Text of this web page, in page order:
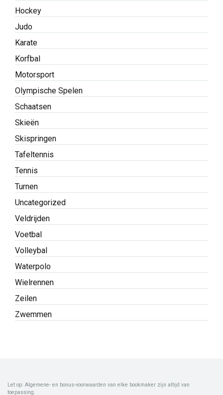
Hockey
Judo
Karate
Korfbal
Motorsport
Olympische Spelen
Schaatsen
Skieën
Skispringen
Tafeltennis
Tennis
Turnen
Uncategorized
Veldrijden
Voetbal
Volleybal
Waterpolo
Wielrennen
Zeilen
Zwemmen
Let op: Algemene- en bonus-voorwaarden van elke bookmaker zijn altijd van
toepassing.